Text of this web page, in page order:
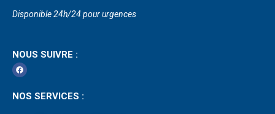
Disponible 24h/24 pour urgences
NOUS SUIVRE :
NOS SERVICES :